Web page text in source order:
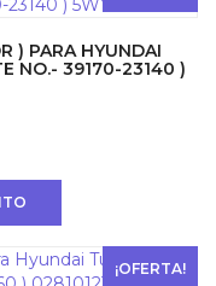
) PARA HYUNDAI
NO.- 39170-23140 )
¡OFERTA!